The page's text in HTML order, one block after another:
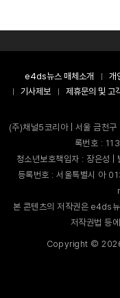
e4ds뉴스 매체소개 개
기사제보
제휴문의 및 고
(주)채널5코리아 | 서울 금천
록번호 :
청소년보호책임자 : 장은
등록번호 : 서울특별시 아
본 콘텐츠의 저작권은 e4ds
저작권법 등
Copyright ©